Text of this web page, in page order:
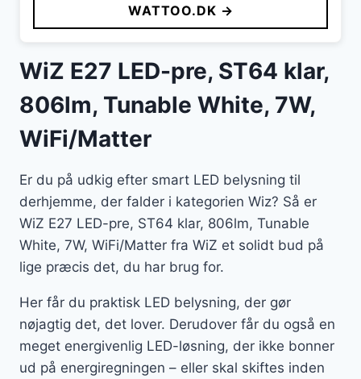
WATTOO.DK →
WiZ E27 LED-pre, ST64 klar,
806lm, Tunable White, 7W,
WiFi/Matter
Er du på udkig efter smart LED belysning til
derhjemme, der falder i kategorien Wiz? Så er
WiZ E27 LED-pre, ST64 klar, 806lm, Tunable
White, 7W, WiFi/Matter fra WiZ et solidt bud på
lige præcis det, du har brug for.
Her får du praktisk LED belysning, der gør
nøjagtig det, det lover. Derudover får du også en
meget energivenlig LED-løsning, der ikke bonner
ud på energiregningen – eller skal skiftes inden